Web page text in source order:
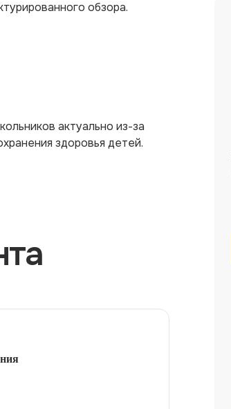
обзора.
актуально из-за
здоровья детей.